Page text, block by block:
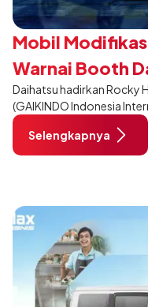
Mobil
Warnai Booth
Daihatsu hadirkan Rocky
(GAIKINDO Indonesia
City, Tangerang. Terdapat
dimodifikasi untuk
pengunjung mendukung
Selengkapnya